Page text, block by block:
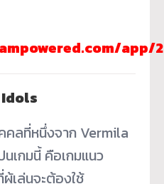
app/
คลที่หนึ่งจาก Vermila
เกมนี้ คือเกมแนว
เล่นจะต้องใช้